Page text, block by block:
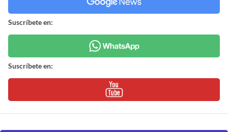
Suscríbete en:
Suscríbete en: